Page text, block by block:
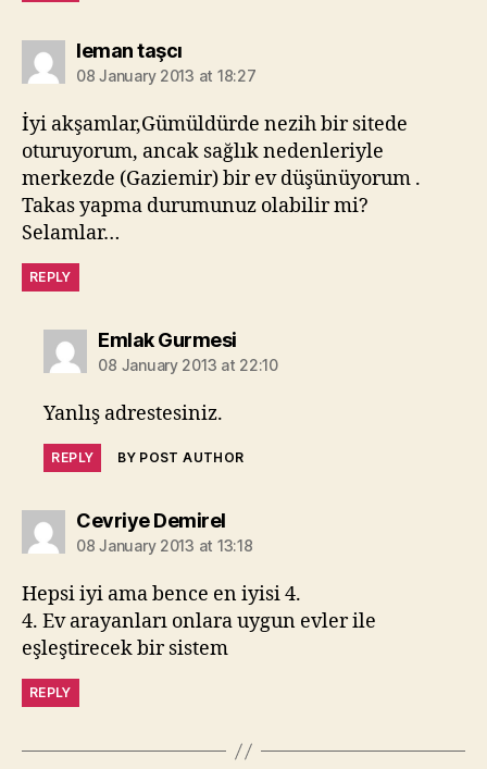
leman taşcısays:
08 January 2013 at 18:27
İyi akşamlar,Gümüldürde nezih bir sitede
oturuyorum, ancak sağlık nedenleriyle
merkezde (Gaziemir) bir ev düşünüyorum .
Takas yapma durumunuz olabilir mi?
Selamlar…
REPLY
Emlak Gurmesisays:
08 January 2013 at 22:10
Yanlış adrestesiniz.
REPLY BY POST AUTHOR
Cevriye Demirelsays:
08 January 2013 at 13:18
Hepsi iyi ama bence en iyisi 4.
4. Ev arayanları onlara uygun evler ile
eşleştirecek bir sistem
REPLY